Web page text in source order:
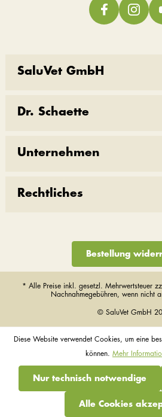
SaluVet GmbH
Dr. Schaette
Unternehmen
Rechtliches
Bestellung
* Alle Preise inkl. gesetzl. Mehrwertsteuer
Nachnahmegebühren, wenn nicht
© SaluVet GmbH
Diese Website verwendet Cookies, um eine
können. Mehr
Nur technisch notwendige
Alle Cookies